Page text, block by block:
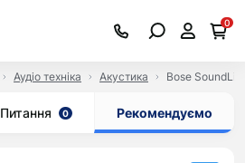
0
Аудіо техніка Акустика Bose
Питання 0 Рекомендуємо